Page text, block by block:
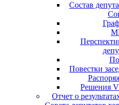
Состав
Повестки
Решения V
Отчет о